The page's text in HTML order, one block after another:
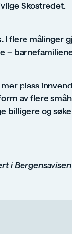
Skostredet.
I flere målinger
–
plass
av flere
billigere og
i Bergensavisen